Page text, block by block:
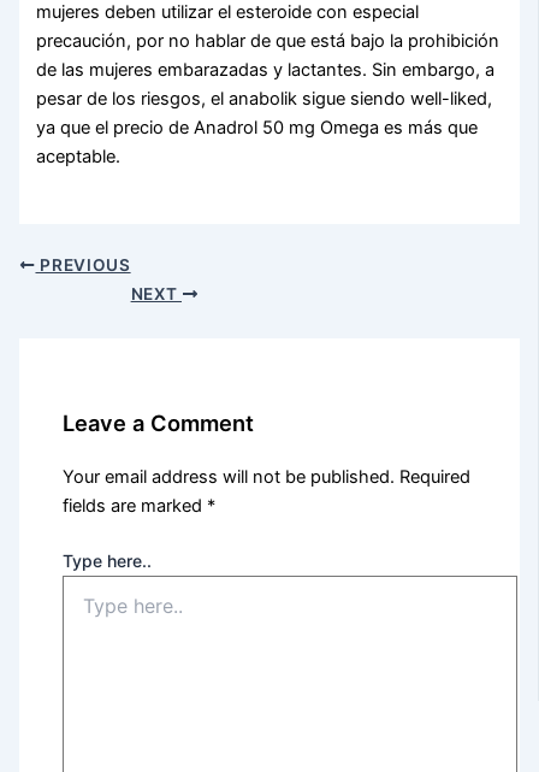
mujeres deben utilizar el esteroide con especial
precaución, por no hablar de que está bajo la prohibición
de las mujeres embarazadas y lactantes. Sin embargo, a
pesar de los riesgos, el anabolik sigue siendo well-liked,
ya que el precio de Anadrol 50 mg Omega es más que
aceptable.
PREVIOUS
NEXT
Leave a Comment
Your email address will not be published. Required
fields are marked *
Type here..